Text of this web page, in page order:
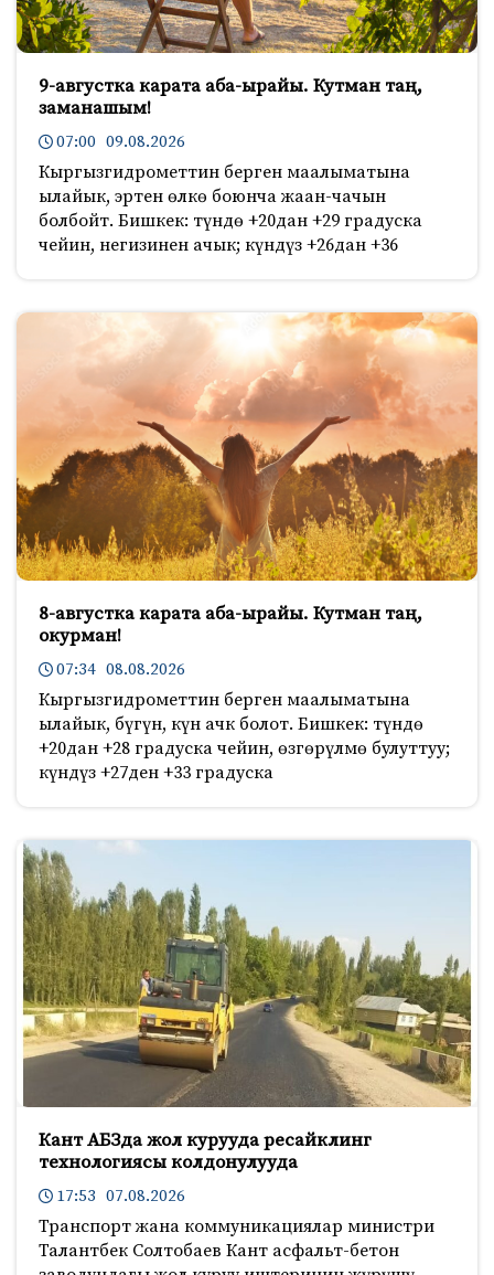
9-августка карата аба-ырайы. Кутман таң,
заманашым!
07:00 09.08.2026
Кыргызгидрометтин берген маалыматына
ылайык, эртен өлкө боюнча жаан-чачын
болбойт. Бишкек: түндө +20дан +29 градуска
чейин, негизинен ачык; күндүз +26дан +36
8-августка карата аба-ырайы. Кутман таң,
окурман!
07:34 08.08.2026
Кыргызгидрометтин берген маалыматына
ылайык, бүгүн, күн ачк болот. Бишкек: түндө
+20дан +28 градуска чейин, өзгөрүлмө булуттуу;
күндүз +27ден +33 градуска
Кант АБЗда жол курууда ресайклинг
технологиясы колдонулууда
17:53 07.08.2026
Транспорт жана коммуникациялар министри
Талантбек Солтобаев Кант асфальт-бетон